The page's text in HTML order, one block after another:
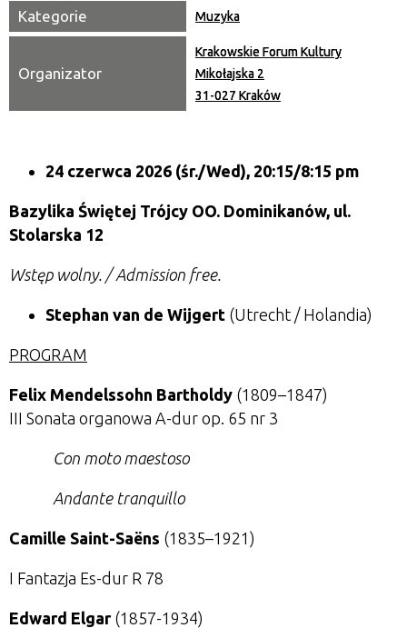
Kategorie Muzyka
Organizator
Krakowskie Forum Kultury
Mikołajska 2
31-027 Kraków
24 czerwca 2026 (śr./Wed), 20:15/8:15 pm
Bazylika Świętej Trójcy OO. Dominikanów, ul.
Stolarska 12
Wstęp wolny. / Admission free.
Stephan van de Wijgert (Utrecht / Holandia)
PROGRAM
Felix Mendelssohn Bartholdy (1809–1847)
III Sonata organowa A-dur op. 65 nr 3
Con moto maestoso
Andante tranquillo
Camille Saint-Saëns (1835–1921)
I Fantazja Es-dur R 78
Edward Elgar(1857-1934)